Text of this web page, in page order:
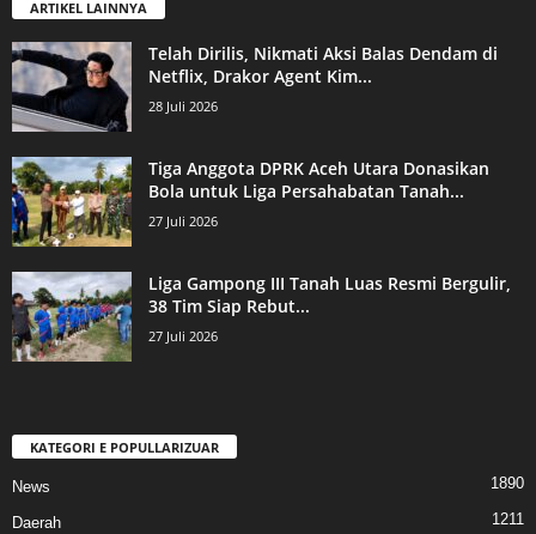
ARTIKEL LAINNYA
Telah Dirilis, Nikmati Aksi Balas Dendam di
Netflix, Drakor Agent Kim...
28 Juli 2026
Tiga Anggota DPRK Aceh Utara Donasikan
Bola untuk Liga Persahabatan Tanah...
27 Juli 2026
Liga Gampong III Tanah Luas Resmi Bergulir,
38 Tim Siap Rebut...
27 Juli 2026
KATEGORI E POPULLARIZUAR
News 1890
Daerah 1211